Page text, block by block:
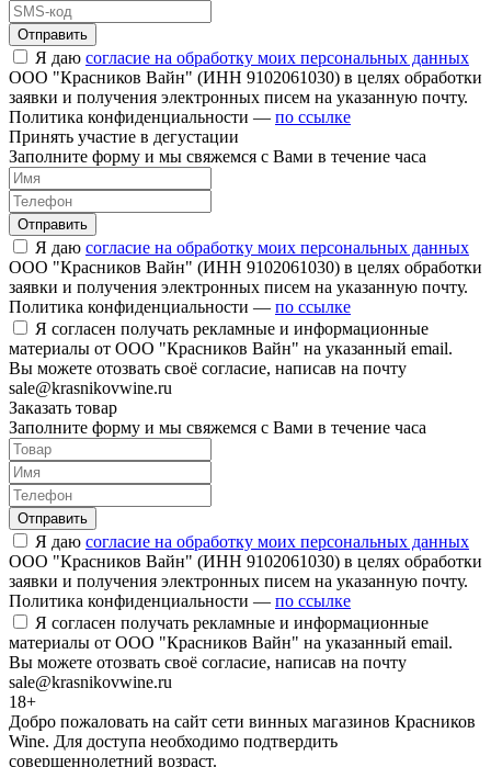
Отправить
Я даю согласие на обработку моих персональных данных
ООО "Красников Вайн" (ИНН 9102061030) в целях обработки
заявки и получения электронных писем на указанную почту.
Политика конфиденциальности — по ссылке
Принять участие в дегустации
Заполните форму и мы свяжемся с Вами в течение часа
Отправить
Я даю согласие на обработку моих персональных данных
ООО "Красников Вайн" (ИНН 9102061030) в целях обработки
заявки и получения электронных писем на указанную почту.
Политика конфиденциальности — по ссылке
Я согласен получать рекламные и информационные
материалы от ООО "Красников Вайн" на указанный email.
Вы можете отозвать своё согласие, написав на почту
sale@krasnikovwine.ru
Заказать товар
Заполните форму и мы свяжемся с Вами в течение часа
Отправить
Я даю согласие на обработку моих персональных данных
ООО "Красников Вайн" (ИНН 9102061030) в целях обработки
заявки и получения электронных писем на указанную почту.
Политика конфиденциальности — по ссылке
Я согласен получать рекламные и информационные
материалы от ООО "Красников Вайн" на указанный email.
Вы можете отозвать своё согласие, написав на почту
sale@krasnikovwine.ru
18+
Добро пожаловать на сайт сети винных магазинов Красников
Wine. Для доступа необходимо подтвердить
совершеннолетний возраст.